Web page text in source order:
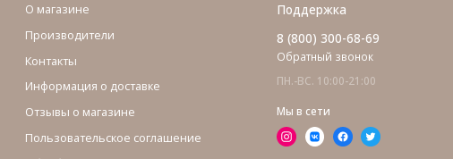
О магазине
Производители
Контакты
Информация о доставке
Отзывы о магазине
Пользовательское соглашение
Поддержка
8 (800) 300-68-69
Обратный звонок
ПН.-ВС. 10:00-21:00
Мы в сети